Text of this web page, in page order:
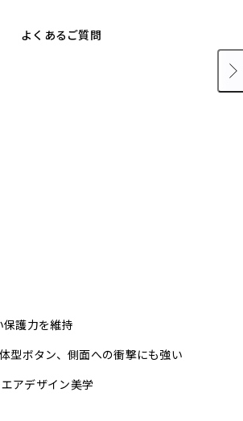
よくあるご質問
護力を維持
型ボタン、側面への衝撃にも強い
アデザイン美学